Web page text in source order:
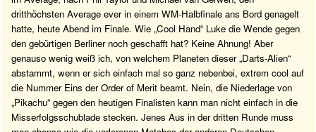
dritthöchsten Average ever in einem WM-Halbfinale ans Bord genagelt
hatte, heute Abend im Finale. Wie „Cool Hand“ Luke die Wende gegen
den gebürtigen Berliner noch geschafft hat? Keine Ahnung! Aber
genauso wenig weiß ich, von welchem Planeten dieser „Darts-Alien“
abstammt, wenn er sich einfach mal so ganz nebenbei, extrem cool auf
die Nummer Eins der Order of Merit beamt. Nein, die Niederlage von
„Pikachu“ gegen den heutigen Finalisten kann man nicht einfach in die
Misserfolgsschublade stecken. Jenes Aus in der dritten Runde muss